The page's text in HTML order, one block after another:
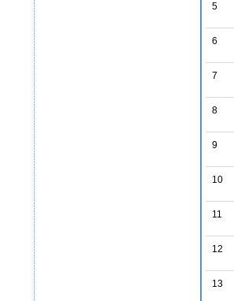
5
6
7
8
9
10
11
12
13